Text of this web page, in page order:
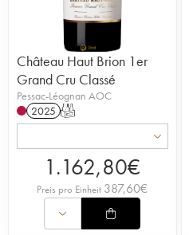
Château Haut Brion 1er
Grand Cru Classé
Pessac-Léognan AOC
2025 T
1.162,80€
Preis pro Einheit 387,60€